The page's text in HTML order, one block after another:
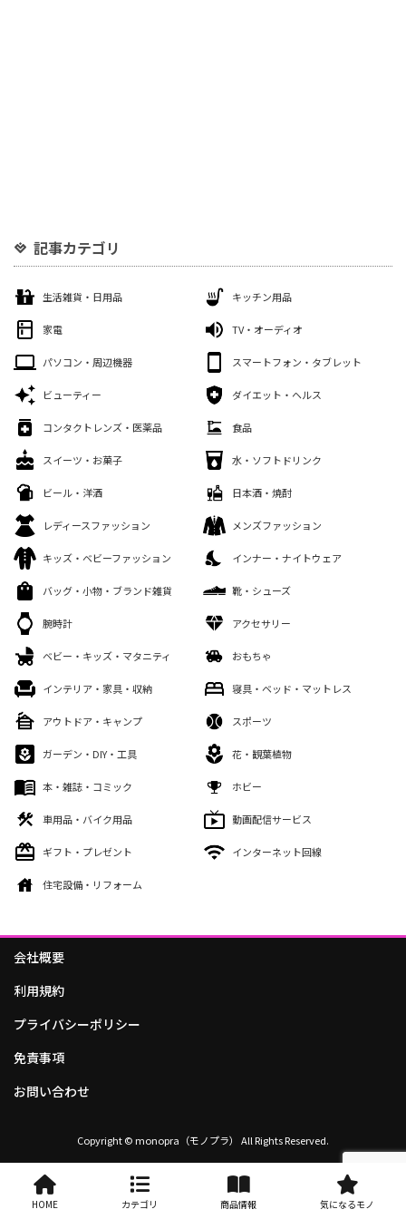
記事カテゴリ
生活雑貨・日用品 キッチン用品
家電 TV・オーディオ
パソコン・周辺機器 スマートフォン・タブレット
ビューティー ダイエット・ヘルス
コンタクトレンズ・医薬品 食品
スイーツ・お菓子 水・ソフトドリンク
ビール・洋酒 日本酒・焼酎
レディースファッション メンズファッション
キッズ・ベビーファッション インナー・ナイトウェア
バッグ・小物・ブランド雑貨 靴・シューズ
腕時計 アクセサリー
ベビー・キッズ・マタニティ おもちゃ
インテリア・家具・収納 寝具・ベッド・マットレス
アウトドア・キャンプ スポーツ
ガーデン・DIY・工具 花・観葉植物
本・雑誌・コミック ホビー
車用品・バイク用品 動画配信サービス
ギフト・プレゼント インターネット回線
住宅設備・リフォーム
会社概要
利用規約
プライバシーポリシー
免責事項
お問い合わせ
Copyright © monopra（モノプラ） All Rights Reserved.
HOME カテゴリ 商品情報 気になるモノ